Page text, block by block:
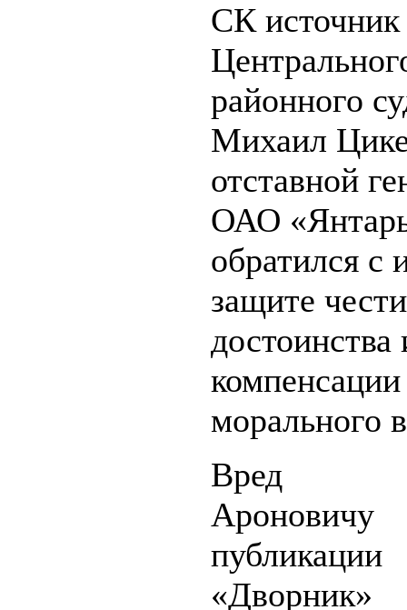
СК источник
районного
Михаил
отставной
ОАО
обратился с
защите
достоинства
компенсации
морального
Вред
«Дворник»